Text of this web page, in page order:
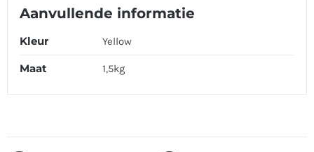
Aanvullende informatie
Kleur Yellow
Maat 1,5kg